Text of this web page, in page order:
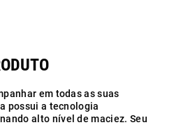
em todas as suas
possui a tecnologia
alto nível de maciez. Seu